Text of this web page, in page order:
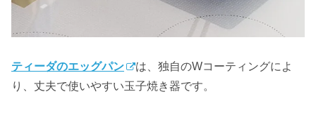
ティーダのエッグパン
は、独自のWコーティングによ
り、丈夫で使いやすい玉子焼き器です。